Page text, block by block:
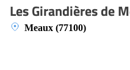
Les Girandières de
Meaux (77100)